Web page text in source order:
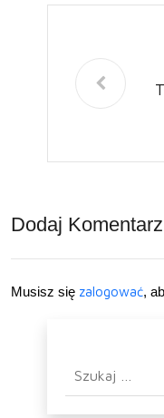
Dodaj Komentarz
Musisz się zalogować,